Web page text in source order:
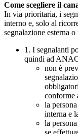
Come scegliere il
In via prioritaria, i
interno e, solo al
segnalazione esterna
1. I segnalanti
quindi ad
non è
conforme
la
interna e
la